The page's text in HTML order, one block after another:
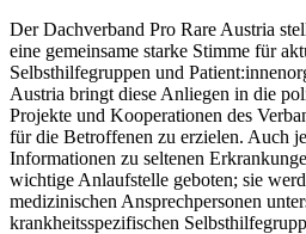
Der Dachverband Pro Rare Austria
eine gemeinsame starke Stimme für
Selbsthilfegruppen und
Austria bringt diese Anliegen in die
Projekte und Kooperationen des
für die Betroffenen zu erzielen. Auch
Informationen zu seltenen
wichtige Anlaufstelle geboten; sie
medizinischen Ansprechpersonen
krankheitsspezifischen